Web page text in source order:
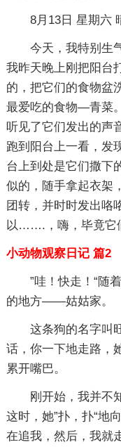
8月13日 星期六
今天，我特别生
我昨天晚上刚把阳台
的，把它们的食物盆
最爱吃的食物—青菜
听见了它们发出的声
跑到阳台上一看，发
台上到处是它们撒下
似的，随手拿起衣架
团转，并时时发出咯
以…….，嗨，毕竟它
小动物观察日记 篇2
”哇！快走！“随
的地方——姑姑家。
这条狗的名字叫
话，你一下地走路，
累开嘴巴。
刚开始，我并不
这时，她”扑，扑“地
在追我，然后，我就